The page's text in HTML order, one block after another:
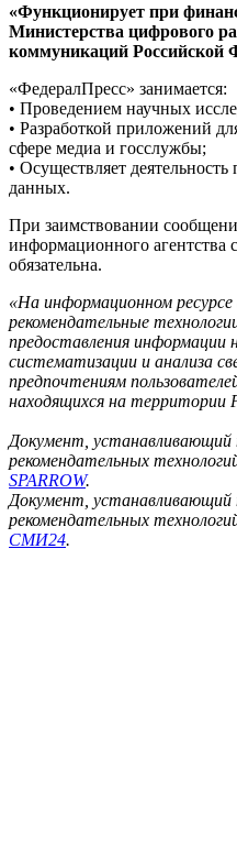
«Функционирует при
Министерства цифрового
коммуникаций Российской
«ФедералПресс» занимается:
• Проведением научных
• Разработкой приложений
сфере медиа и госслужбы;
• Осуществляет
данных.
При заимствовании
информационного агентства
обязательна.
«На информационном
рекомендательные
предоставления информации
систематизации и анализа
предпочтениям
находящихся на территории
Документ, устанавливающий
рекомендательных
SPARROW.
Документ, устанавливающий
рекомендательных
СМИ24.